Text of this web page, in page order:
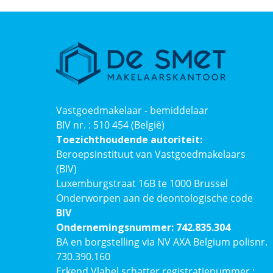
Vastgoedmakelaar - bemiddelaar
BIV nr. : 510 454 (België)
Toezichthoudende autoriteit:
Beroepsinstituut van Vastgoedmakelaars
(BIV)
Luxemburgstraat 16B te 1000 Brussel
Onderworpen aan de deontologische code
BIV
Ondernemingsnummer: 742.835.304
BA en borgstelling via NV AXA Belgium polisnr.
730.390.160